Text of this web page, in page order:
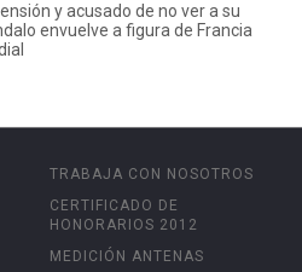
y acusado de no ver a su
envuelve a figura de Francia
TRABAJA CON NOSOTROS
CERTIFICADO DE
HONORARIOS 2012
MEDICIÓN ANTENAS